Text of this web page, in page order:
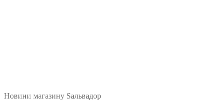
Новини магазину Sальвадор